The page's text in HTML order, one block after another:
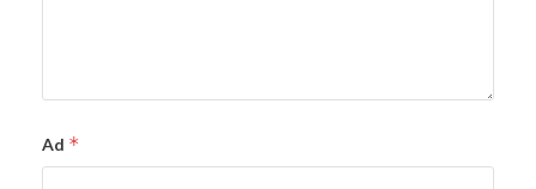
Ad *